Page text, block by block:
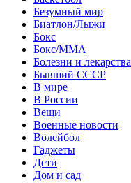
Безумный мир
Биатлон/Лыжи
Бокс
Бокс/MMA
Болезни и лекарства
Бывший СССР
В мире
В России
Вещи
Военные новости
Волейбол
Гаджеты
Дети
Дом и сад